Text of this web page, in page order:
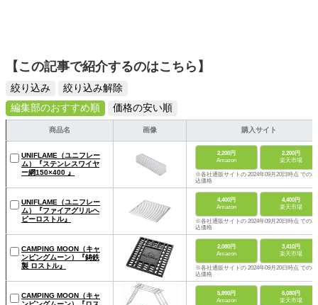
【この記事で紹介するのはこちら】
絞り込み
絞り込み解除
編集部のおすすめ順
価格の安い順
商品名 画像 購入サイト
UNIFLAME（ユニフレー
ム）『ステンレスワイヤ
ー網150×400 』
2,200円
Amazon
2,200円
楽天市場
※各社通販サイトの 2024年09月20日時点 での税
込価格
UNIFLAME（ユニフレー
ム）『ファイアグリルヘ
ビーロストル』
4,400円
Amazon
4,400円
楽天市場
※各社通販サイトの 2024年09月20日時点 での税
込価格
CAMPING MOON（キャ
ンピングムーン）『鋳鉄
製 ロストル』
2,080円
Amazon
3,410円
楽天市場
※各社通販サイトの 2024年09月20日時点 での税
込価格
CAMPING MOON（キャ
5,890円
Amazon
6,080円
楽天市場